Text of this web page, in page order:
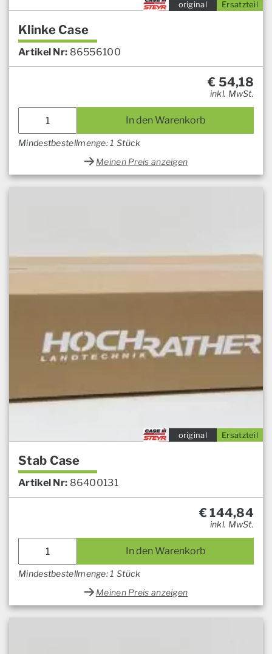
Ersatzteil
original
Klinke Case
Artikel Nr: 86556100
€ 54,18
inkl. MwSt.
In den Warenkorb
Mindestbestellmenge: 1 Stück
Meinen Preis anzeigen
Ersatzteil
original
Stab Case
Artikel Nr: 86400131
€144,84
inkl. MwSt.
In den Warenkorb
Mindestbestellmenge: 1 Stück
Meinen Preis anzeigen